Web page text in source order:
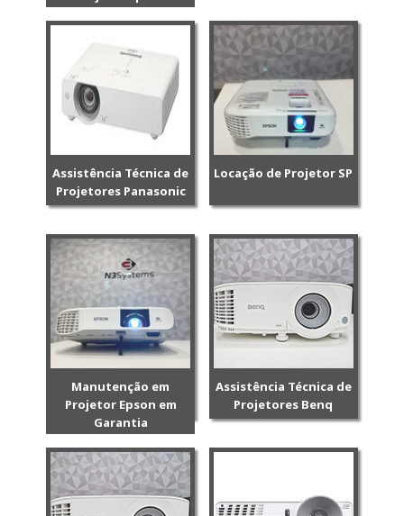
Assistência Técnica de
Projetores Panasonic
Locação de Projetor SP
Manutenção em
Projetor Epson em
Garantia
Assistência Técnica de
Projetores Benq